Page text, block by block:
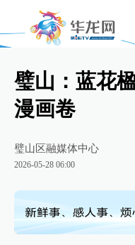
璧山：蓝花
漫画卷
璧山区融媒体中心
2026-05-28 06:00